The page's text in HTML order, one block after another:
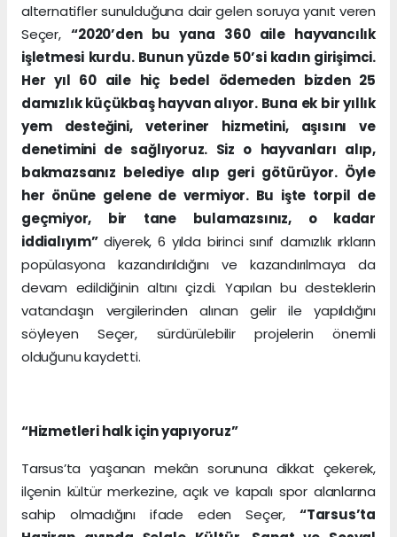
alternatifler sunulduğuna dair gelen soruya yanıt veren
Seçer,“2020’den bu yana 360 aile hayvancılık
işletmesi kurdu. Bunun yüzde 50’si kadın girişimci.
Her yıl 60 aile hiç bedel ödemeden bizden 25
damızlık küçükbaş hayvan alıyor. Buna ek bir yıllık
yem desteğini, veteriner hizmetini, aşısını ve
denetimini de sağlıyoruz. Siz o hayvanları alıp,
bakmazsanız belediye alıp geri götürüyor. Öyle
her önüne gelene de vermiyor. Bu işte torpil de
geçmiyor, bir tane bulamazsınız, o kadar
iddialıyım” diyerek, 6 yılda birinci sınıf damızlık ırkların
popülasyona kazandırıldığını ve kazandırılmaya da
devam edildiğinin altını çizdi. Yapılan bu desteklerin
vatandaşın vergilerinden alınan gelir ile yapıldığını
söyleyen Seçer, sürdürülebilir projelerin önemli
olduğunu kaydetti.
“Hizmetleri halk için yapıyoruz”
Tarsus’ta yaşanan mekân sorununa dikkat çekerek,
ilçenin kültür merkezine, açık ve kapalı spor alanlarına
sahip olmadığını ifade eden Seçer, “Tarsus’ta